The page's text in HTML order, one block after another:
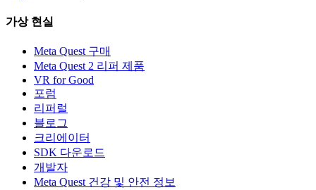
가상 현실
Meta Quest 구매
Meta Quest 2 리퍼 제품
VR for Good
포럼
리퍼럴
블로그
크리에이터
SDK 다운로드
개발자
Meta Quest 건강 및 안전 정보